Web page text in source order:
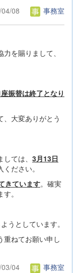
08 事務室
を賜りまして、
振替は終了となり
、大変ありがとう
ては、 3月13日
ださい。
きています。確実
。
うとしています。
重ねてお願い申し
04
事務室